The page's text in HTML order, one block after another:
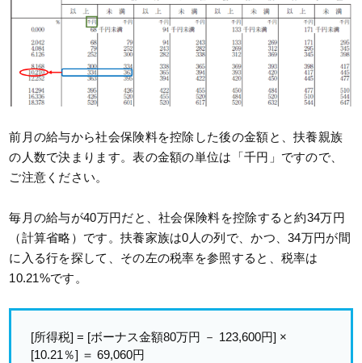
前月の給与から社会保険料を控除した後の金額と、扶養親族
の人数で決まります。表の金額の単位は「千円」ですので、
ご注意ください。
毎月の給与が40万円だと、社会保険料を控除すると約34万円
（計算省略）です。扶養家族は0人の列で、かつ、34万円が間
に入る行を探して、その左の税率を参照すると、税率は
10.21%です。
[所得税] = [ボーナス金額80万円 － 123,600円] ×
[10.21％] ＝ 69,060円